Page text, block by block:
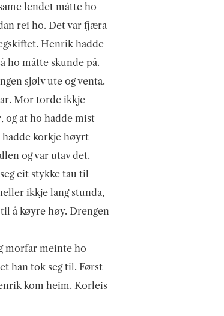
lendet måtte ho
rei ho. Det var fjæra
Henrik hadde
ho måtte skunde på.
sjølv ute og venta.
Mor torde ikkje
og at ho hadde mist
hadde korkje høyrt
og var utav det.
eit stykke tau til
ikkje lang stunda,
å køyre høy. Drengen
morfar meinte ho
han tok seg til. Først
kom heim. Korleis